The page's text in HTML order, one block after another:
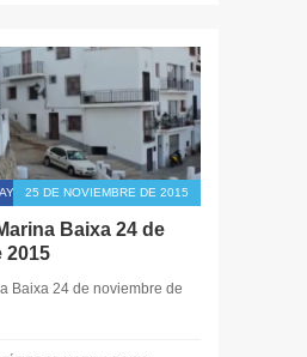
COMENTARIOS
25 DE NOVIEMBRE DE 2015
Baixa 24 de
2015
Baixa 24 de noviembre de